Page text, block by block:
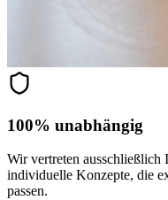
100% unabhängig
Wir vertreten ausschließlich
individuelle Konzepte, die
passen.